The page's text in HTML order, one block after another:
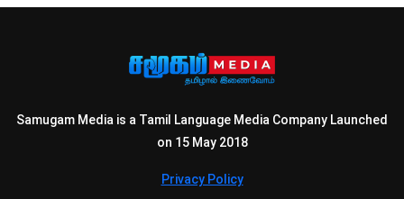
Samugam Media is a Tamil Language Media Company Launched
on 15 May 2018
Privacy Policy